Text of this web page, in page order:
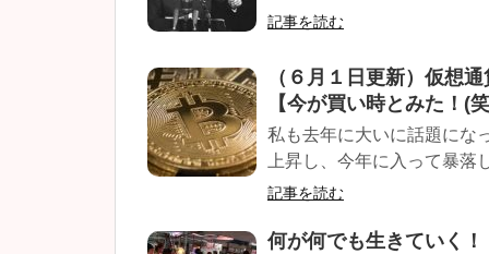
記事を読む
（６月１日更新）仮想
【今が買い時とみた！(
私も去年に大いに話題にな
上昇し、今年に入って暴落
記事を読む
何が何でも生きていく